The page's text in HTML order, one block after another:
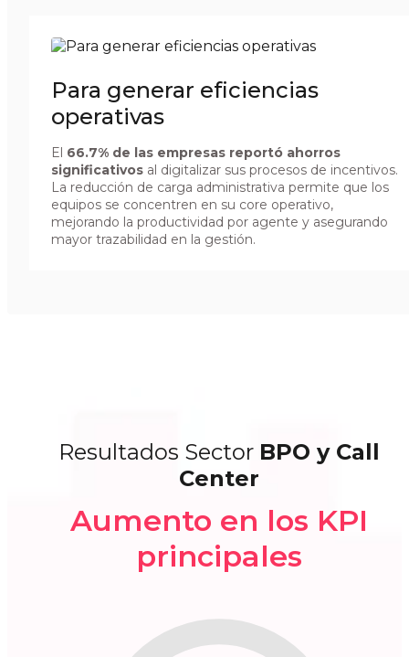
Para generar eficiencias
operativas
El 66.7% de las empresas reportó ahorros
significativos al digitalizar sus procesos de incentivos.
La reducción de carga administrativa permite que los
equipos se concentren en su core operativo,
mejorando la productividad por agente y asegurando
mayor trazabilidad en la gestión.
Resultados Sector BPO y Call
Center
Aumento en los KPI
principales